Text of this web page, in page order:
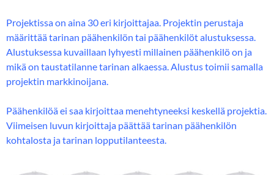
Projektissa on aina 30 eri kirjoittajaa. Projektin perustaja
määrittää tarinan päähenkilön tai päähenkilöt alustuksessa.
Alustuksessa kuvaillaan lyhyesti millainen päähenkilö on ja
mikä on taustatilanne tarinan alkaessa. Alustus toimii samalla
projektin markkinoijana.
Päähenkilöä ei saa kirjoittaa menehtyneeksi keskellä projektia.
Viimeisen luvun kirjoittaja päättää tarinan päähenkilön
kohtalosta ja tarinan lopputilanteesta.